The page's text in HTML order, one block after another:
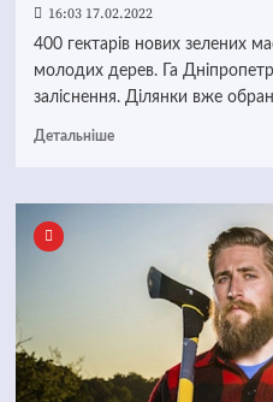
16:03 17.02.2022
400 гектарів нових зелених
молодих дерев. Га
заліснення. Ділянки вже
Детальніше